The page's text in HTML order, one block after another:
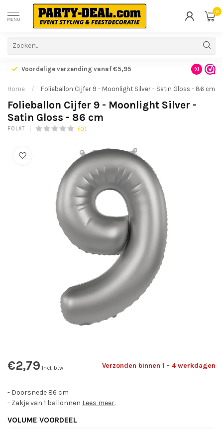
MENU
0
Voordelige verzending vanaf €5,95 Gratis
9.1
Home / Folieballon Cijfer 9 - Moonlight Silver - Satin Gloss - 86 cm
Folieballon Cijfer 9 - Moonlight Silver -
Satin Gloss - 86 cm
FOLAT (0)
€2,79 Incl. btw Verzonden binnen 1 - 4 werkdagen
- Doorsnede 86 cm
- Zakje van 1 ballonnen Lees meer.
VOLUME VOORDEEL